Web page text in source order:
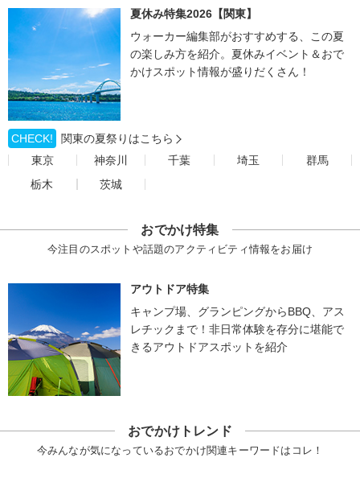
夏休み特集2026【関東】
ウォーカー編集部がおすすめする、この夏
の楽しみ方を紹介。夏休みイベント＆おで
かけスポット情報が盛りだくさん！
CHECK!
関東の夏祭りはこちら
東京
神奈川 千葉 埼玉
群馬
栃木
茨城
おでかけ特集
今注目のスポットや話題のアクティビティ情報をお届け
アウトドア特集
キャンプ場、グランピングからBBQ、アス
レチックまで！非日常体験を存分に堪能で
きるアウトドアスポットを紹介
おでかけトレンド
今みんなが気になっているおでかけ関連キーワードはコレ！